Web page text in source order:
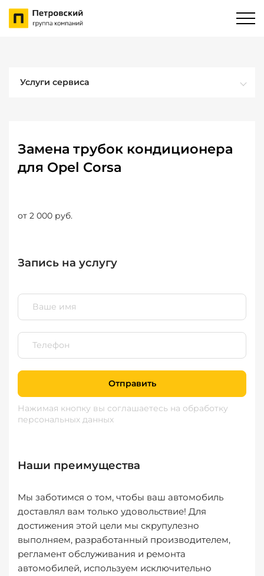
Услуги сервиса
Замена трубок кондиционера
для Opel Corsa
от 2 000 руб.
Запись на услугу
Отправить
Нажимая кнопку вы соглашаетесь на обработку
персональных данных
Наши преимущества
Мы заботимся о том, чтобы ваш автомобиль
доставлял вам только удовольствие! Для
достижения этой цели мы скрупулезно
выполняем, разработанный производителем,
регламент обслуживания и ремонта
автомобилей, используем исключительно